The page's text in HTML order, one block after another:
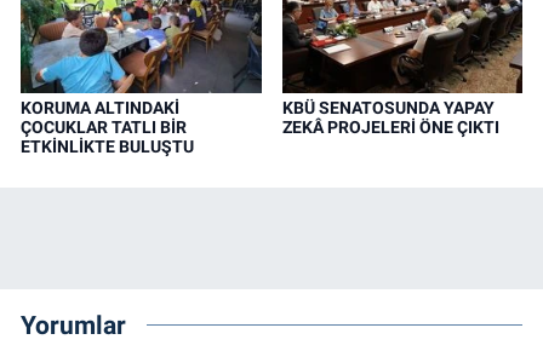
KORUMA ALTINDAKİ
ÇOCUKLAR TATLI BİR
ETKİNLİKTE BULUŞTU
KBÜ SENATOSUNDA YAPAY
ZEKÂ PROJELERİ ÖNE ÇIKTI
Yorumlar